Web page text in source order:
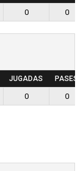
0 0
JUGADAS PASES
0 0